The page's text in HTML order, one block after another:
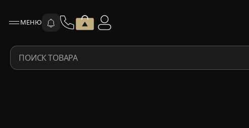
МЕНЮ
ПОИСК ТОВАРА